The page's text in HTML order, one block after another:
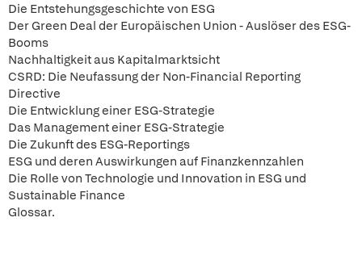
Die Entstehungsgeschichte von ESG
Der Green Deal der Europäischen Union - Auslöser des ESG-
Booms
Nachhaltigkeit aus Kapitalmarktsicht
CSRD: Die Neufassung der Non-Financial Reporting
Directive
Die Entwicklung einer ESG-Strategie
Das Management einer ESG-Strategie
Die Zukunft des ESG-Reportings
ESG und deren Auswirkungen auf Finanzkennzahlen
Die Rolle von Technologie und Innovation in ESG und
Sustainable Finance
Glossar.